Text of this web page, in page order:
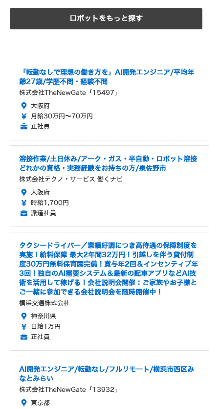
ロボットをもっと探す
「転勤なしで理想の働き方を」AI開発エンジニア/平均年
齢27歳/学歴不問・経験不問
株式会社TheNewGate「15497」
大阪府
月給30万円～70万円
正社員
溶接作業/土日休み/アーク・ガス・半自動・ロボット溶接
どれかの資格・実務経験をお持ちの方/泉佐野市
株式会社テクノ・サービス 働くナビ
大阪府
時給1,700円
派遣社員
タクシードライバー／業績好調につき高待遇の保障制度を
実施！給料保障 最大2年間32万円！引越しを伴う貸付制
度30万円無料保育園完備！賞与年2回＆インセンティブ年
3回！独自のAI需要システム＆最新の配車アプリなどAI技
術を活用して稼げる！会社説明会開催：ご家族やお子様と
ご一緒に参加できる会社説明会を随時開催中！
横浜交通株式会社
神奈川県
日給1万円
正社員
AI開発エンジニア/転勤なし/フルリモート/横浜市西区み
なとみらい
株式会社TheNewGate「13932」
東京都